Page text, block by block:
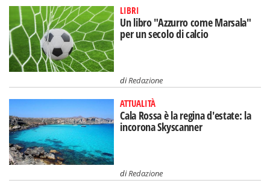
LIBRI
Un libro "Azzurro come Marsala"
per un secolo di calcio
diRedazione
ATTUALITÀ
Cala Rossa è la regina d'estate: la
incorona Skyscanner
diRedazione